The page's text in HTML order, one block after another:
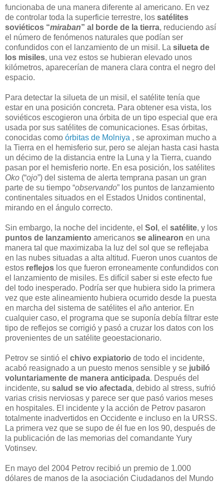
funcionaba de una manera diferente al americano. En vez
de controlar toda la superficie terrestre, los satélites
soviéticos “miraban” al borde de la tierra, reduciendo así
el número de fenómenos naturales que podían ser
confundidos con el lanzamiento de un misil. La silueta de
los misiles, una vez estos se hubieran elevado unos
kilómetros, aparecerían de manera clara contra el negro del
espacio.
Para detectar la silueta de un misil, el satélite tenía que
estar en una posición concreta. Para obtener esa vista, los
soviéticos escogieron una órbita de un tipo especial que era
usada por sus satélites de comunicaciones. Esas órbitas,
conocidas como órbitas de Molniya , se aproximan mucho a
la Tierra en el hemisferio sur, pero se alejan hasta casi hasta
un décimo de la distancia entre la Luna y la Tierra, cuando
pasan por el hemisferio norte. En esa posición, los satélites
Oko (“ojo”) del sistema de alerta temprana pasan un gran
parte de su tiempo “observando” los puntos de lanzamiento
continentales situados en el Estados Unidos continental,
mirando en el ángulo correcto.
Sin embargo, la noche del incidente, el Sol , el satélite, y los
puntos de lanzamiento americanos se alinearon en una
manera tal que maximizaba la luz del sol que se reflejaba
en las nubes situadas a alta altitud. Fueron unos cuantos de
estos reflejos los que fueron erroneamente confundidos con
el lanzamiento de misiles. Es difícil saber si este efecto fue
del todo inesperado. Podría ser que hubiera sido la primera
vez que este alineamiento hubiera ocurrido desde la puesta
en marcha del sistema de satélites el año anterior. En
cualquier caso, el programa que se suponía debía filtrar este
tipo de reflejos se corrigió y pasó a cruzar los datos con los
provenientes de un satélite geoestacionario.
Petrov se sintió el chivo expiatorio de todo el incidente,
acabó reasignado a un puesto menos sensible y se jubiló
voluntariamente de manera anticipada. Después del
incidente, su salud se vio afectada, debido al stress, sufrió
varias crisis nerviosas y parece ser que pasó varios meses
en hospitales. El incidente y la acción de Petrov pasaron
totalmente inadvertidos en Occidente e incluso en la URSS.
La primera vez que se supo de él fue en los 90, después de
la publicación de las memorias del comandante Yury
Votinsev.
En mayo del 2004 Petrov recibió un premio de 1.000
dólares de manos de la asociación Ciudadanos del Mundo